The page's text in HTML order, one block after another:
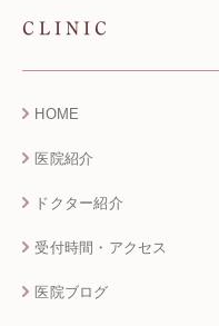
CLINIC
HOME
医院紹介
ドクター紹介
受付時間・アクセス
医院ブログ